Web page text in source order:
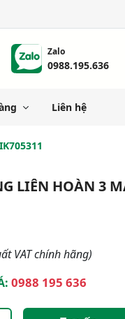
Zalo
0988.195.636
Liên hệ
LIÊN HOÀN 3
VAT chính hãng)
0988 195 636